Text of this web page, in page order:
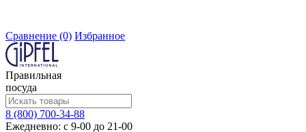
Сравнение (0) Избранное
Правильная
посуда
8 (800) 700-34-88
Ежедневно: с 9-00 до 21-00